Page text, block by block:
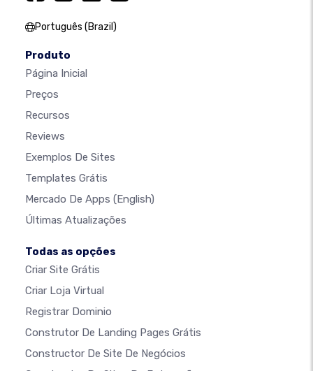
Português (Brazil)
Produto
Página Inicial
Preços
Recursos
Reviews
Exemplos De Sites
Templates Grátis
Mercado De Apps (English)
Últimas Atualizações
Todas as opções
Criar Site Grátis
Criar Loja Virtual
Registrar Dominio
Construtor De Landing Pages Grátis
Constructor De Site De Negócios